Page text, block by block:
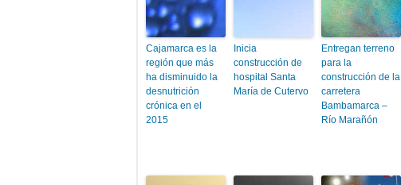
Cajamarca es la
región que más
ha disminuido la
desnutrición
crónica en el
2015
Inicia
construcción de
hospital Santa
María de Cutervo
Entregan terreno
para la
construcción de la
carretera
Bambamarca –
Río Marañón